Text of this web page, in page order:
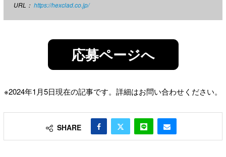
URL： https://hexclad.co.jp/
応募ページへ
※2024年1月5日現在の記事です。詳細はお問い合わせください。
SHARE